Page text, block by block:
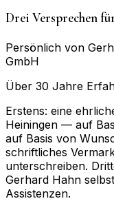
Drei Versprechen
Persönlich von
GmbH
Über 30 Jahre
Erstens: eine
Heiningen — auf
auf Basis von
schriftliches
unterschreiben.
Gerhard Hahn
Assistenzen.